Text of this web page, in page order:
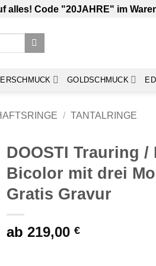
alles! Code "20JAHRE" im
GOLDSCHMUCK
/ TANTALRINGE
DOOSTI Trauring
Bicolor mit drei
Gratis Gravur
ab 219,00 €